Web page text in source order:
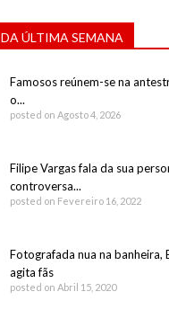
ÚLTIMA SEMANA
Famosos reúnem-se na
o...
posted on Agosto 4, 2026
Filipe Vargas fala da sua
controversa...
posted on Fevereiro 16, 2022
Fotografada nua na banheira,
agita fãs
posted on Abril 15, 2020